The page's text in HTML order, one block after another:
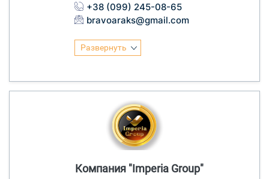
+38 (099) 245-08-65
bravoaraks@gmail.com
Развернуть
Компания "Imperia Group"